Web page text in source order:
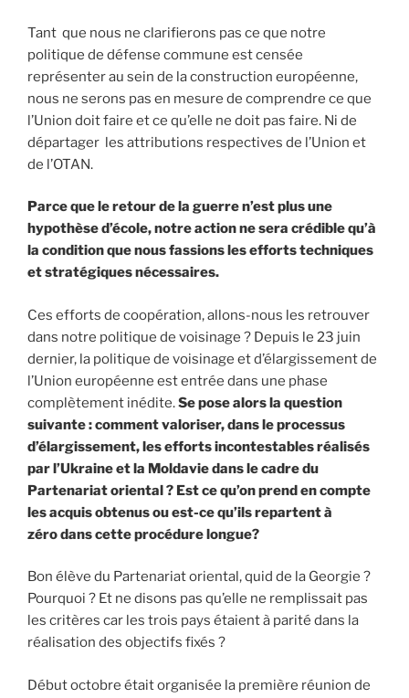
Tant que nous ne clarifierons pas ce que notre
politique de défense commune est censée
représenter au sein de la construction européenne,
nous ne serons pas en mesure de comprendre ce que
l’Union doit faire et ce qu’elle ne doit pas faire. Ni de
départager les attributions respectives de l’Union et
de l’OTAN.
Parce que le retour de la guerre n’est plus une
hypothèse d’école, notre action ne sera crédible qu’à
la condition que nous fassions les efforts techniques
et stratégiques nécessaires.
Ces efforts de coopération, allons-nous les retrouver
dans notre politique de voisinage ? Depuis le 23 juin
dernier, la politique de voisinage et d’élargissement de
l’Union européenne est entrée dans une phase
complètement inédite.Se pose alors la question
suivante : comment valoriser, dans le processus
d’élargissement, les efforts incontestables réalisés
par l’Ukraine et la Moldavie dans le cadre du
Partenariat oriental ? Est ce qu’on prend en compte
les acquis obtenus ou est-ce qu’ils repartent à
zéro dans cette procédure longue?
Bon élève du Partenariat oriental, quid de la Georgie ?
Pourquoi ? Et ne disons pas qu’elle ne remplissait pas
les critères car les trois pays étaient à parité dans la
réalisation des objectifs fixés ?
Début octobre était organisée la première réunion de